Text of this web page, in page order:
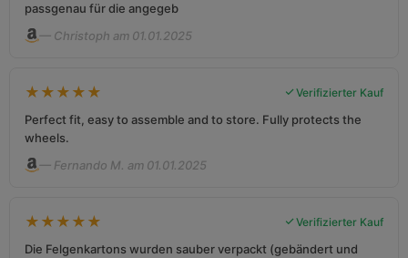
passgenau für die angegeb
— Christoph am 01.01.2025
★ ★ ★ ★ ★ Verifizierter Kauf
Perfect fit, easy to assemble and to store. Fully protects the
wheels.
— Fernando M. am 01.01.2025
★ ★ ★ ★ ★ Verifizierter Kauf
Die Felgenkartons wurden sauber verpackt (gebändert und